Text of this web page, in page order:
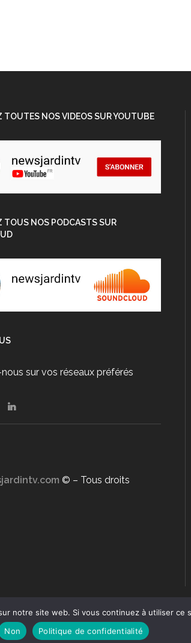
TOUTES NOS VIDEOS SUR YOUTUBE
TOUS NOS PODCASTS SUR
sur vos réseaux préférés
© – Tous droits
notre site web. Si vous continuez à utiliser
Non Politique de confidentialité